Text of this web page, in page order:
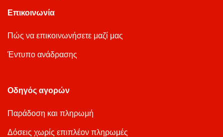
Επικοινωνία
Πώς να επικοινωνήσετε μαζί μας
Έντυπο ανάδρασης
Οδηγός αγορών
Παράδοση και πληρωμή
Δόσεις χωρίς επιπλέον πληρωμές